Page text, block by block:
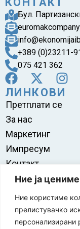
Ние ја
Ние користиме
прелистувачко
Бул.
+389 (0)23211-
075 421 362
ЛИНКОВИ
Претплати се
За нас
Маркетинг
Импресум
Контакт
Правила на